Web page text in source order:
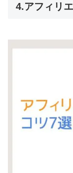
4.アフィリ